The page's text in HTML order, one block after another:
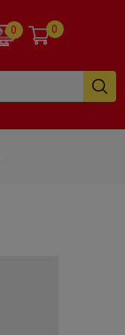
0 0